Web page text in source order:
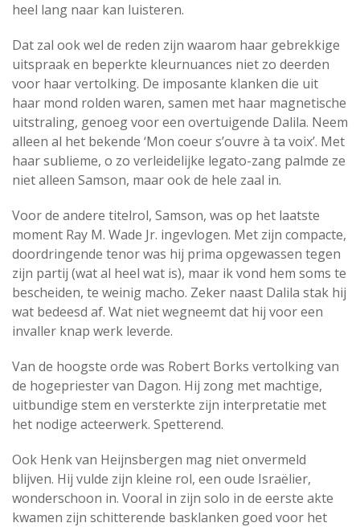
heel lang naar kan luisteren.
Dat zal ook wel de reden zijn waarom haar gebrekkige
uitspraak en beperkte kleurnuances niet zo deerden
voor haar vertolking. De imposante klanken die uit
haar mond rolden waren, samen met haar magnetische
uitstraling, genoeg voor een overtuigende Dalila. Neem
alleen al het bekende ‘Mon coeur s’ouvre à ta voix’. Met
haar sublieme, o zo verleidelijke legato-zang palmde ze
niet alleen Samson, maar ook de hele zaal in.
Voor de andere titelrol, Samson, was op het laatste
moment Ray M. Wade Jr. ingevlogen. Met zijn compacte,
doordringende tenor was hij prima opgewassen tegen
zijn partij (wat al heel wat is), maar ik vond hem soms te
bescheiden, te weinig macho. Zeker naast Dalila stak hij
wat bedeesd af. Wat niet wegneemt dat hij voor een
invaller knap werk leverde.
Van de hoogste orde was Robert Borks vertolking van
de hogepriester van Dagon. Hij zong met machtige,
uitbundige stem en versterkte zijn interpretatie met
het nodige acteerwerk. Spetterend.
Ook Henk van Heijnsbergen mag niet onvermeld
blijven. Hij vulde zijn kleine rol, een oude Israëlier,
wonderschoon in. Vooral in zijn solo in de eerste akte
kwamen zijn schitterende basklanken goed voor het